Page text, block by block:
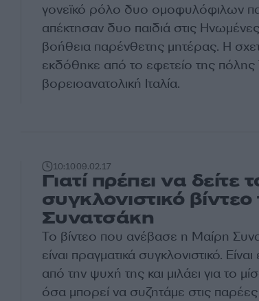
γονεϊκό ρόλο δυο ομοφυλόφιλων
απέκτησαν δυο παιδιά στις
βοήθεια παρένθετης μητέρας. Η
εκδόθηκε από το εφετείο της πόλης
βορειοανατολική Ιταλία.
10:1009.02.17
Γιατί πρέπει να δείτε
συγκλονιστικό
Συνατσάκη
Το βίντεο που ανέβασε η Μαίρη
είναι πραγματικά συγκλονιστικό.
από την ψυχή της και μιλάει για το
όσα μπορεί να συζητάμε στις